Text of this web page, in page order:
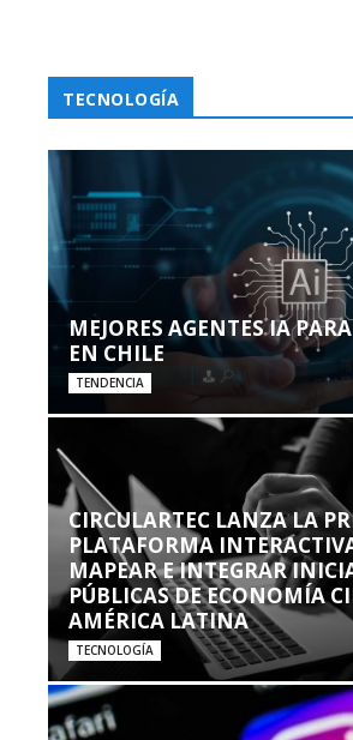
TECNOLOGÍA
MEJORES AGENTES IA
EN CHILE
TENDENCIA
CIRCULARTEC LANZA LA
PLATAFORMA
MAPEAR E INTEGRAR
PÚBLICAS DE ECONOMÍA
AMÉRICA LATINA
TECNOLOGÍA